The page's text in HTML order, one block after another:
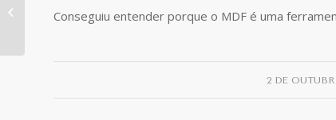
Conseguiu entender porque o MDF é uma
2 DE
obra?